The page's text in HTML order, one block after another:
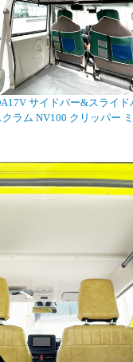
サイドバー&スライド
ラム NV100 クリッパー